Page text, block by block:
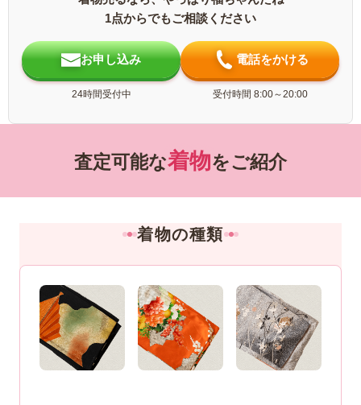
1点からでもご相談ください
お申し込み
24時間受付中
電話をかける
受付時間 8:00～20:00
査定可能な着物をご紹介
着物の種類